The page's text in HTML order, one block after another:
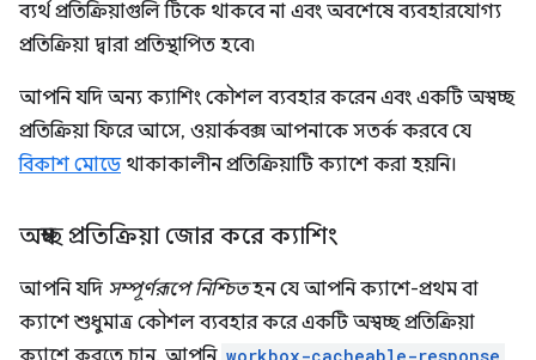
ব্যর্থ প্রতিক্রিয়াগুলি টিকে থাকবে না এবং অবশেষে ব্যবহারযোগ্য
প্রতিক্রিয়া দ্বারা প্রতিস্থাপিত হবে৷
আপনি যদি অন্য ক্যাশিং কৌশল ব্যবহার করেন এবং একটি অস্বচ্ছ
প্রতিক্রিয়া ফিরে আসে, ওয়ার্কবক্স আপনাকে সতর্ক করবে যে
বিকাশ মোডেথাকাকালীন প্রতিক্রিয়াটি ক্যাশে করা হয়নি।
অস্বচ্ছ প্রতিক্রিয়া জোর করে ক্যাশিং
আপনি যদি সম্পূর্ণরূপে নিশ্চিতহন যে আপনি ক্যাশে-প্রথম বা
ক্যাশে শুধুমাত্র কৌশল ব্যবহার করে একটি অস্বচ্ছ প্রতিক্রিয়া